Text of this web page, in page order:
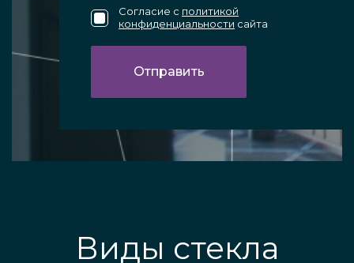
Согласие с политикой
конфиденциальности сайта
Виды стекла